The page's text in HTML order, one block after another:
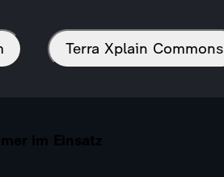
Terra Xplain Commons
im Einsatz